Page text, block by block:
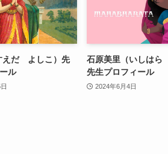
えだ よしこ）先
ル
石原美里（いしはら
先生プロフィール
2024年6月4日